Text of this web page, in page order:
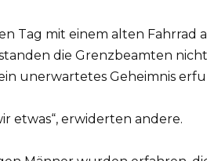
Tag mit einem alten Fahrrad
die Grenzbeamten
unerwartetes Geheimnis
etwas“, erwiderten andere.